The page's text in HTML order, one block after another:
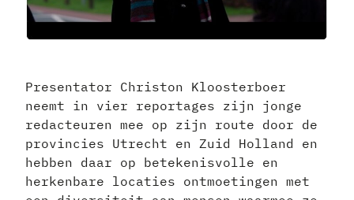
Presentator Christon Kloosterboer
neemt in vier reportages zijn jonge
redacteuren mee op zijn route door de
provincies Utrecht en Zuid Holland en
hebben daar op betekenisvolle en
herkenbare locaties ontmoetingen met